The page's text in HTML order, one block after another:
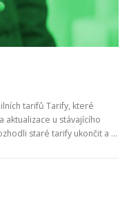
tarifů Tarify, které
aktualizace u stávajícího
staré tarify ukončit a …